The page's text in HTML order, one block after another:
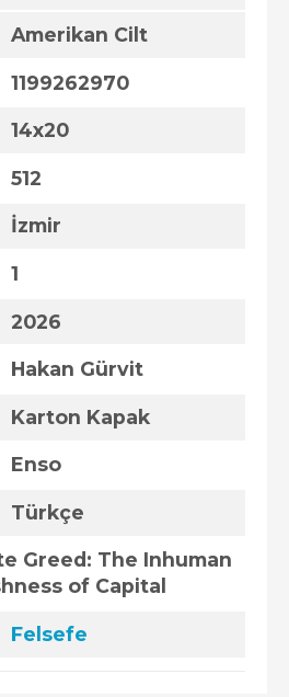
Amerikan Cilt
1199262970
14x20
512
İzmir
1
2026
Hakan Gürvit
Karton Kapak
Enso
Türkçe
Greed: The Inhuman
of Capital
Felsefe